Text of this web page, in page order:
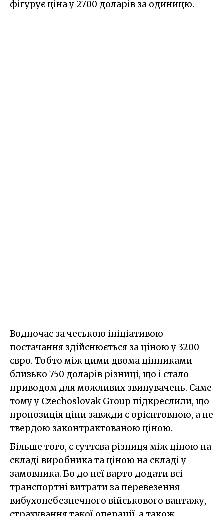
фігурує ціна у 2700 доларів за одиницю.
Водночас за чеською ініціативою
постачання здійснюється за ціною у 3200
євро. Тобто між цими двома цінниками
близько 750 доларів різниці, що і стало
приводом для можливих звинувачень. Саме
тому у Czechoslovak Group підкреслили, що
пропозиція ціни завжди є орієнтовною, а не
твердою законтрактованою ціною.
Більше того, є суттєва різниця між ціною на
складі виробника та ціною на складі у
замовника. Бо до неї варто додати всі
транспортні витрати за перевезення
вибухонебезпечного військового вантажу,